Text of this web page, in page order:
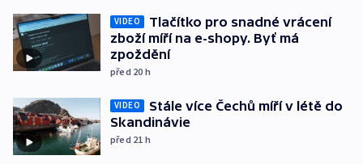
VIDEO
Tlačítko pro snadné vrácení
zboží míří na e-shopy. Byť má
zpoždění
před 20 h
VIDEO
Stále více Čechů míří v létě do
Skandinávie
před 21 h